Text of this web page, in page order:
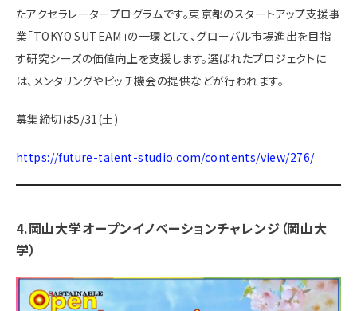
たアクセラレータープログラムです。​東京都のスタートアップ支援事
業「TOKYO SUTEAM」の一環として、グローバル市場進出を目指
す研究シーズの価値向上を支援します。​選ばれたプロジェクトに
は、メンタリングやピッチ機会の提供などが行われます。
募集締切は5/31(土)
https://future-talent-studio.com/contents/view/276/
4.岡山大学オープンイノベーションチャレンジ（岡山大
学）